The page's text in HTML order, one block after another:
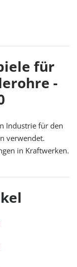
für
-
Industrie für den
verwendet.
in Kraftwerken.